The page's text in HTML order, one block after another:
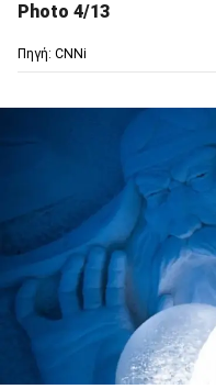
Photo 4/13
Πηγή: CNNi